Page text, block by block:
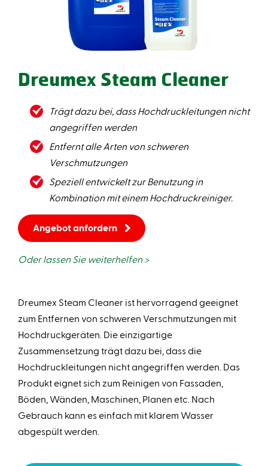
Dreumex Steam Cleaner
Trägt dazu bei, dass Hochdruckleitungen nicht
angegriffen werden
Entfernt alle Arten von schweren
Verschmutzungen
Speziell entwickelt zur Benutzung in
Kombination mit einem Hochdruckreiniger.
Angebot anfordern
Oder lassen Sie weiterhelfen >
Dreumex Steam Cleaner ist hervorragend geeignet
zum Entfernen von schweren Verschmutzungen mit
Hochdruckgeräten. Die einzigartige
Zusammensetzung trägt dazu bei, dass die
Hochdruckleitungen nicht angegriffen werden. Das
Produkt eignet sich zum Reinigen von Fassaden,
Böden, Wänden, Maschinen, Planen etc. Nach
Gebrauch kann es einfach mit klarem Wasser
abgespült werden.